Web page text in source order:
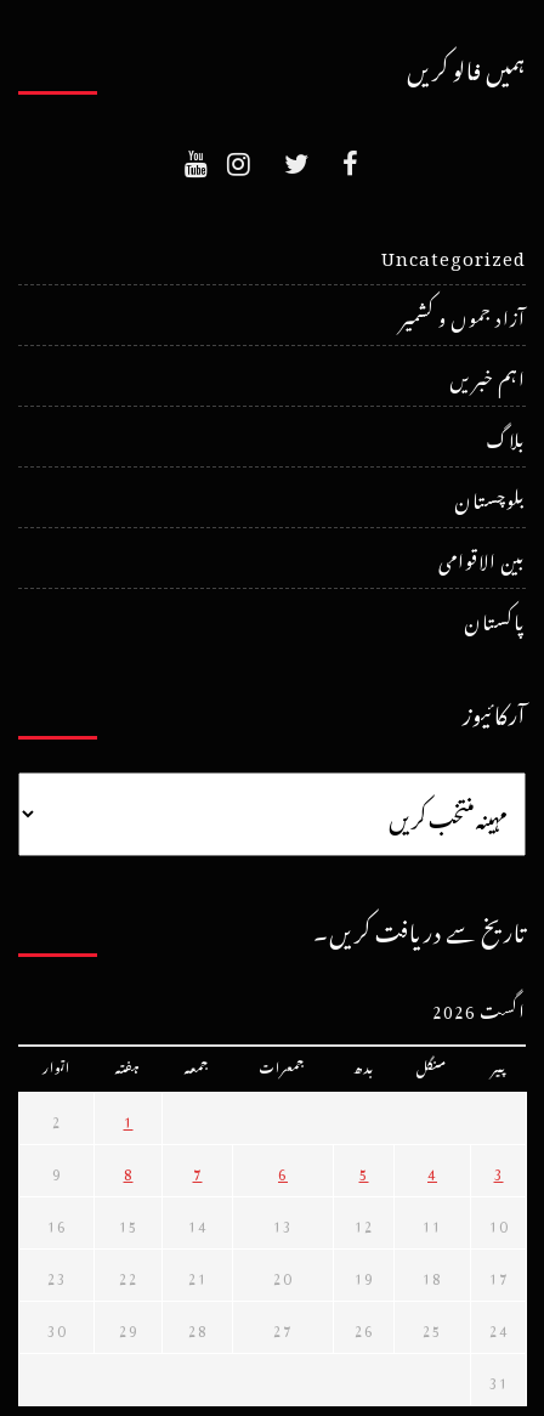
ہمیں فالو کریں
Uncategorized
آزاد جموں و کشمیر
اہم خبریں
بلاگ
بلوچستان
بین الاقوامی
پاکستان
آرکائیوز
تاریخ سے دریافت کریں۔
اگست 2026
پیر منگل بدھ جمعرات جمعہ ہفتہ اتوار
1
2
3
4
5
6
7
8
9
10
11
12
13
14
15
16
17
18
19
20
21
22
23
24
25
26
27
28
29
30
31